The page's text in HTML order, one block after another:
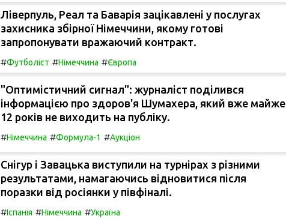
Ліверпуль, Реал та Баварія зацікавлені у послугах
захисника збірної Німеччини, якому готові
запропонувати вражаючий контракт.
#Футболіст #Німеччина #Європа
"Оптимістичний сигнал": журналіст поділився
інформацією про здоров'я Шумахера, який вже майже
12 років не виходить на публіку.
#Німеччина #Формула-1 #Аукціон
Снігур і Завацька виступили на турнірах з різними
результатами, намагаючись відновитися після
поразки від росіянки у півфіналі.
#Іспанія #Німеччина #Україна